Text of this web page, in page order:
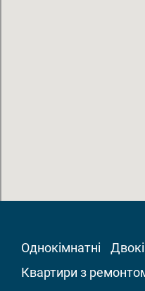
Однокімнатні
Квартири з